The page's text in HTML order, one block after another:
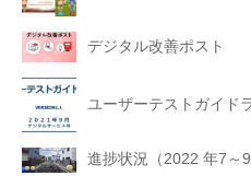
デジタル改善ポスト
ユーザーテストガイド
進捗状況（2022 年7～